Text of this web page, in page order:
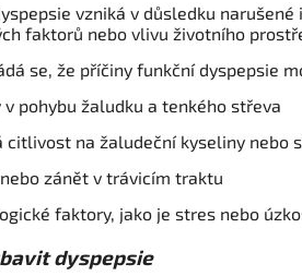
vzniká v důsledku
faktorů nebo vlivu životního
se, že příčiny funkční dyspepsie
v pohybu žaludku a tenkého střeva
citlivost na žaludeční kyseliny nebo
zánět v trávicím traktu
faktory, jako je stres nebo
dyspepsie